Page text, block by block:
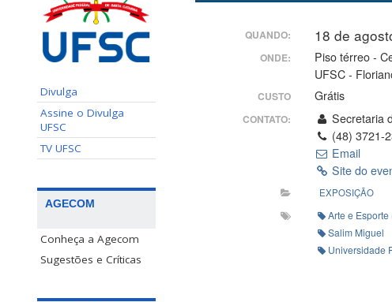
Divulga
Assine o Divulga
UFSC
TV UFSC
AGECOM
Conheça a Agecom
Sugestões e Críticas
QUANDO: 18 de
ONDE:
Piso térreo -
UFSC -
CUSTO Grátis
CONTATO:
Secretaria
(48) 3721-
Email
Site do
EXPOSIÇÃO
Arte e Esporte
Salim Miguel
Universidade